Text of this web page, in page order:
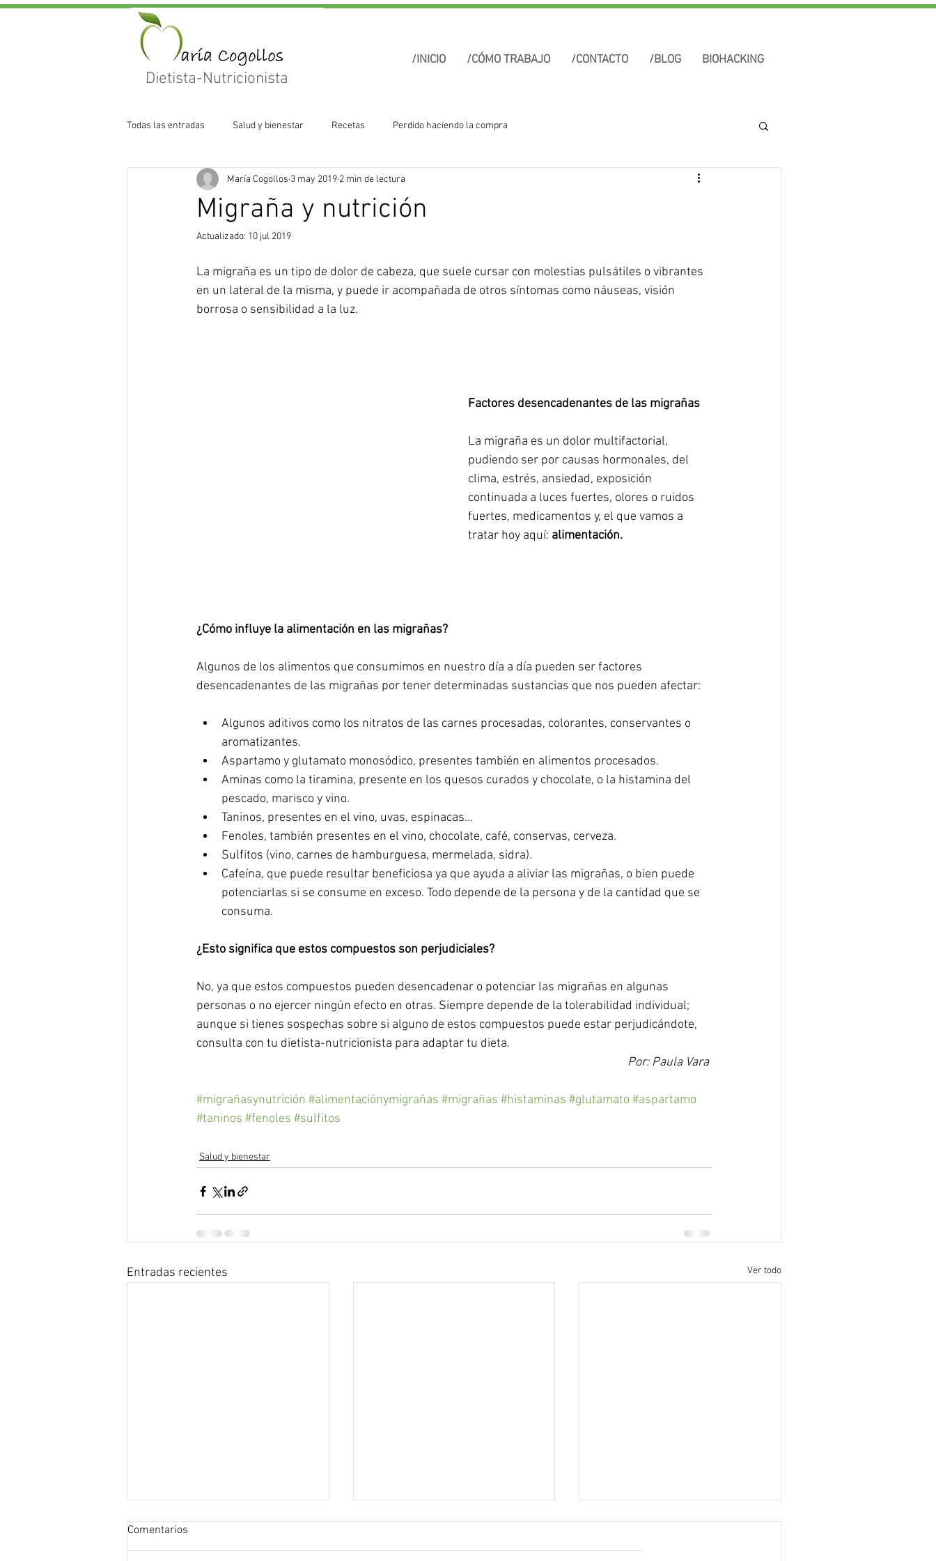
/INICIO /CÓMO TRABAJO /CONTACTO /BLOG BIOHACKING
Dietista-Nutricionista
Todas las entradas Salud y bienestar Recetas Perdido haciendo la compra
Migraña y nutrición
María Cogollos 3 may 2019 2 min de lectura
Actualizado: 10 jul 2019
La migraña es un tipo de dolor de cabeza, que suele cursar con molestias pulsátiles o vibrantes
en un lateral de la misma, y puede ir acompañada de otros síntomas como náuseas, visión
borrosa o sensibilidad a la luz.
Factores desencadenantes de las migrañas
La migraña es un dolor multifactorial,
pudiendo ser por causas hormonales, del
clima, estrés, ansiedad, exposición
continuada a luces fuertes, olores o ruidos
fuertes, medicamentos y, el que vamos a
tratar hoy aquí: alimentación.
¿Cómo influye la alimentación en las migrañas?
Algunos de los alimentos que consumimos en nuestro día a día pueden ser factores
desencadenantes de las migrañas por tener determinadas sustancias que nos pueden afectar:
Algunos aditivos como los nitratos de las carnes procesadas, colorantes, conservantes o
aromatizantes.
Aspartamo y glutamato monosódico, presentes también en alimentos procesados.
Aminas como la tiramina, presente en los quesos curados y chocolate, o la histamina del
pescado, marisco y vino.
Taninos, presentes en el vino, uvas, espinacas…
Fenoles, también presentes en el vino, chocolate, café, conservas, cerveza.
Sulfitos (vino, carnes de hamburguesa, mermelada, sidra).
Cafeína, que puede resultar beneficiosa ya que ayuda a aliviar las migrañas, o bien puede
potenciarlas si se consume en exceso. Todo depende de la persona y de la cantidad que se
consuma.
¿Esto significa que estos compuestos son perjudiciales?
No, ya que estos compuestos pueden desencadenar o potenciar las migrañas en algunas
personas o no ejercer ningún efecto en otras. Siempre depende de la tolerabilidad individual;
aunque si tienes sospechas sobre si alguno de estos compuestos puede estar perjudicándote,
consulta con tu dietista-nutricionista para adaptar tu dieta.
Por: Paula Vara
#migrañasynutrición #alimentaciónymigrañas #migrañas #histaminas #glutamato #aspartamo
#taninos #fenoles #sulfitos
Salud y bienestar
Entradas recientes Ver todo
Comentarios